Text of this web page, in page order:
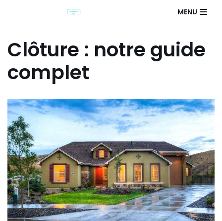
MENU
Clôture : notre guide
complet